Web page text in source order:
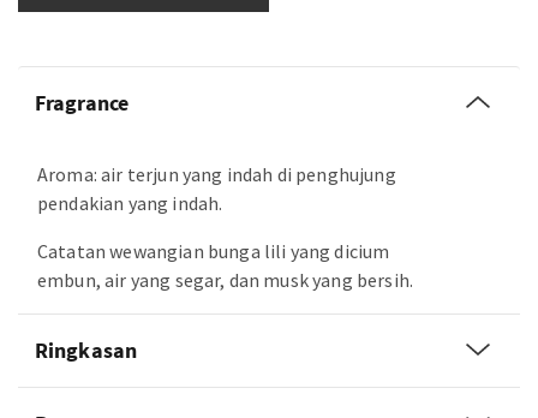
Fragrance
Aroma: air terjun yang indah di penghujung
pendakian yang indah.
Catatan wewangian bunga lili yang dicium
embun, air yang segar, dan musk yang bersih.
Ringkasan